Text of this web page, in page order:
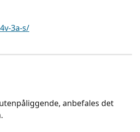
3a-s/
anbefales det